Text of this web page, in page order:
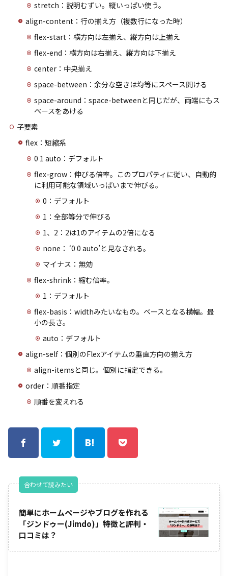
stretch：説明むずい。縦いっぱい使う。
align-content：行の揃え方（複数行になった時）
flex-start：横方向は左揃え、縦方向は上揃え
flex-end：横方向は右揃え、縦方向は下揃え
center：中央揃え
space-between：余分な空きは均等にスペース開ける
space-around：space-betweenと同じだが、両端にもス
ペースをあける
子要素
flex：短縮系
0 1 auto：デフォルト
flex-grow：伸びる倍率。このプロパティに従い、自動的
に利用可能な領域いっぱいまで伸びる。
0：デフォルト
1：全部等分で伸びる
1、2：2は1のアイテムの2倍になる
none： ‘0 0 auto’と見なされる。
マイナス：無効
flex-shrink：縮む倍率。
1：デフォルト
flex-basis：widthみたいなもの。ベースとなる横幅。最
小の長さ。
auto：デフォルト
align-self：個別のFlexアイテムの垂直方向の揃え方
align-itemsと同じ。個別に指定できる。
order：順番指定
順番を変えれる
合わせて読みたい
簡単にホームページやブログを作れる
「ジンドゥー(Jimdo)」特徴と評判・
口コミは？